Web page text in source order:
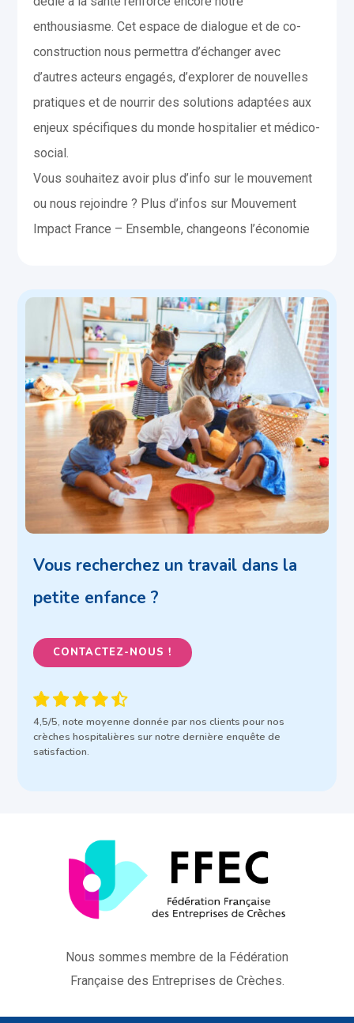
enthousiasme. Cet espace de dialogue et de co-
construction nous permettra d’échanger avec
d’autres acteurs engagés, d’explorer de nouvelles
pratiques et de nourrir des solutions adaptées aux
enjeux spécifiques du monde hospitalier et médico-
social.
Vous souhaitez avoir plus d’info sur le mouvement
ou nous rejoindre ? Plus d’infos sur Mouvement
Impact France – Ensemble, changeons l’économie
Vous recherchez un travail dans la
petite enfance ?
CONTACTEZ-NOUS !
4,5/5, note moyenne donnée par nos clients pour nos
crèches hospitalières sur notre dernière enquête de
satisfaction.
Nous sommes membre de la Fédération
Française des Entreprises de Crèches.